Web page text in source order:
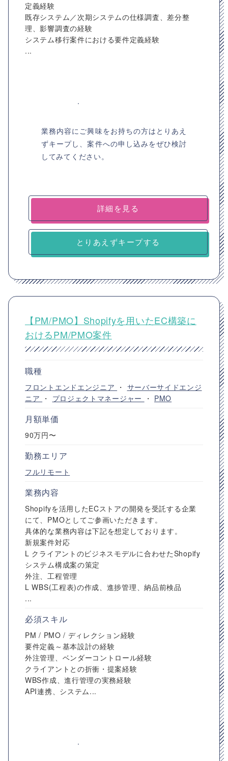
定義経験
既存システム／次期システムの仕様調査、差分整
理、影響調査の経験
システム移行案件における要件定義経験
...
業務内容にご興味をお持ちの方はとりあえ
ずキープし、案件への申し込みをぜひ検討
してみてください。
詳細を見る
とりあえずキープする
【PM/PMO】Shopifyを用いたEC構築に
おけるPM/PMO案件
職種
フロントエンドエンジニア ・ サーバーサイドエンジ
ニア ・ プロジェクトマネージャー ・ PMO
月額単価
90万円〜
勤務エリア
フルリモート
業務内容
Shopifyを活用したECストアの開発を受託する企業
にて、PMOとしてご参画いただきます。
具体的な業務内容は下記を想定しております。
新規案件対応
L クライアントのビジネスモデルに合わせたShopify
システム構成案の策定
外注、工程管理
L WBS(工程表)の作成、進捗管理、納品前検品
...
必須スキル
PM / PMO / ディレクション経験
要件定義～基本設計の経験
外注管理、ベンダーコントロール経験
クライアントとの折衝・提案経験
WBS作成、進行管理の実務経験
API連携、システム...